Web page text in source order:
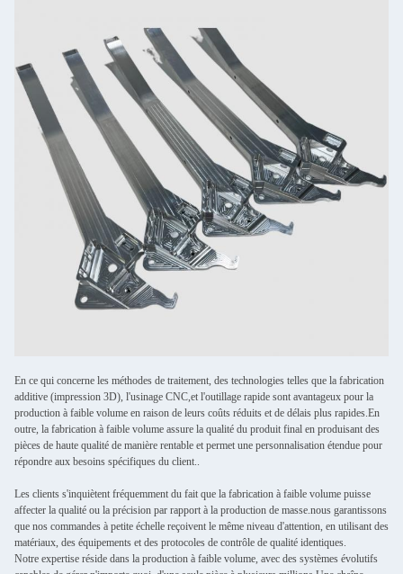
En ce qui concerne les méthodes de traitement, des technologies telles que la fabrication
additive (impression 3D), l'usinage CNC,et l'outillage rapide sont avantageux pour la
production à faible volume en raison de leurs coûts réduits et de délais plus rapides.En
outre, la fabrication à faible volume assure la qualité du produit final en produisant des
pièces de haute qualité de manière rentable et permet une personnalisation étendue pour
répondre aux besoins spécifiques du client..
Les clients s'inquiètent fréquemment du fait que la fabrication à faible volume puisse
affecter la qualité ou la précision par rapport à la production de masse.nous garantissons
que nos commandes à petite échelle reçoivent le même niveau d'attention, en utilisant des
matériaux, des équipements et des protocoles de contrôle de qualité identiques.
Notre expertise réside dans la production à faible volume, avec des systèmes évolutifs